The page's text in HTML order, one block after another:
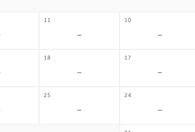
10
-
11
-
17
-
18
-
24
-
25
-